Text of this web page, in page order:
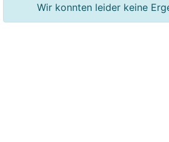
Wir konnten leider keine